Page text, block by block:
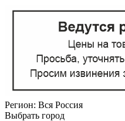
Регион: Вся Россия
Выбрать город